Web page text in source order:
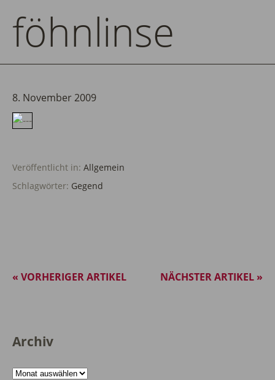
föhnlinse
8. November 2009
Veröffentlicht in: Allgemein
Schlagwörter: Gegend
NÄCHSTER ARTIKEL »
« VORHERIGER ARTIKEL
Archiv
Archiv